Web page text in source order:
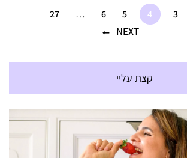
3
4
5
6
…
27
NEXT
קצת עליי